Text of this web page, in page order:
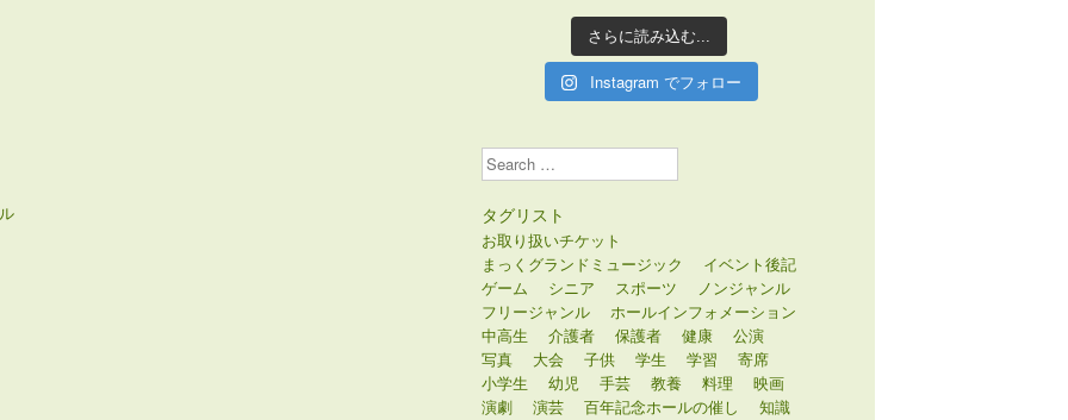
さらに読み込む...
Instagram でフォロー
Search
タグリスト
お取り扱いチケット
まっくグランドミュージック
イベント後記
ゲーム
シニア スポーツ
ノンジャンル
フリージャンル
ホールインフォメーション
中高生
介護者 保護者 健康
公演
写真
大会 子供 学生 学習
寄席
小学生
幼児 手芸 教養 料理
映画
演劇
演芸 百年記念ホールの催し
知識